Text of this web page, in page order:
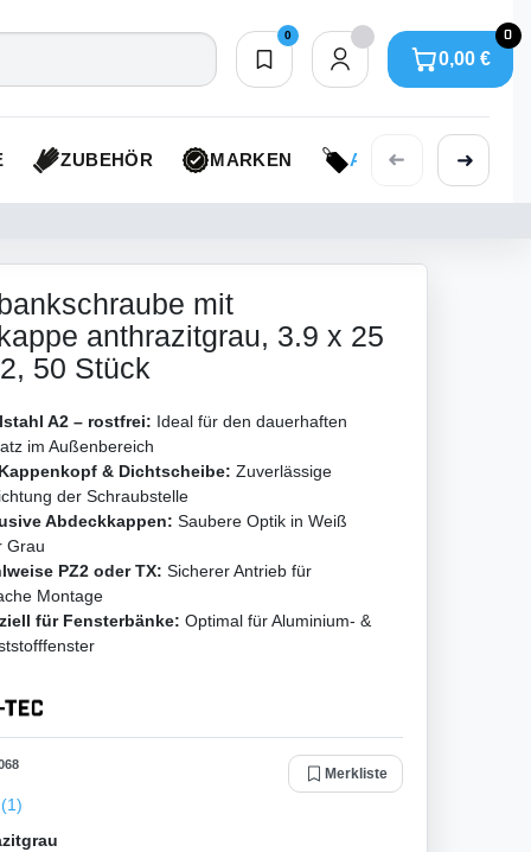
0
Merkliste
0
0,00 €
0,00 €
ZUBEHÖR MARKEN AKTIONEN
➜ ➜
mit
anthrazitgrau, 3.9 x 25
50 Stück
A2 – rostfrei: Ideal für den dauerhaften
im Außenbereich
& Dichtscheibe: Zuverlässige
der Schraubstelle
Abdeckkappen: Saubere Optik in Weiß
Grau
PZ2 oder TX: Sicherer Antrieb für
Montage
für Fensterbänke: Optimal für Aluminium- &
Merkliste
(1)